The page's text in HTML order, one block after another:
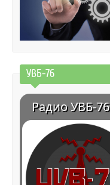
УВБ-76
Радио УВБ-76